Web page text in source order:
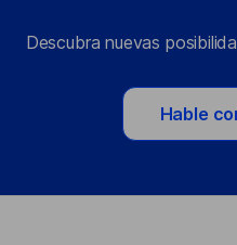
Descubra nuevas
Hable